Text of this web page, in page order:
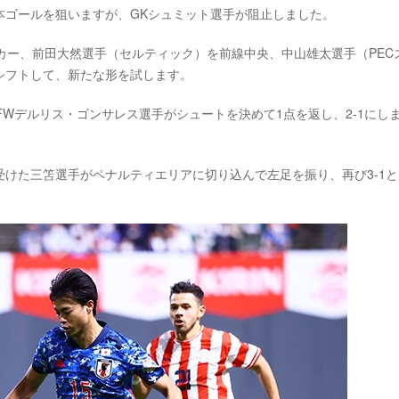
ールを狙いますが、GKシュミット選手が阻止しました。
、前田大然選手（セルティック）を前線中央、中山雄太選手（PEC
トして、新たな形を試します。
デルリス・ゴンサレス選手がシュートを決めて1点を返し、2-1にし
た三笘選手がペナルティエリアに切り込んで左足を振り、再び3-1